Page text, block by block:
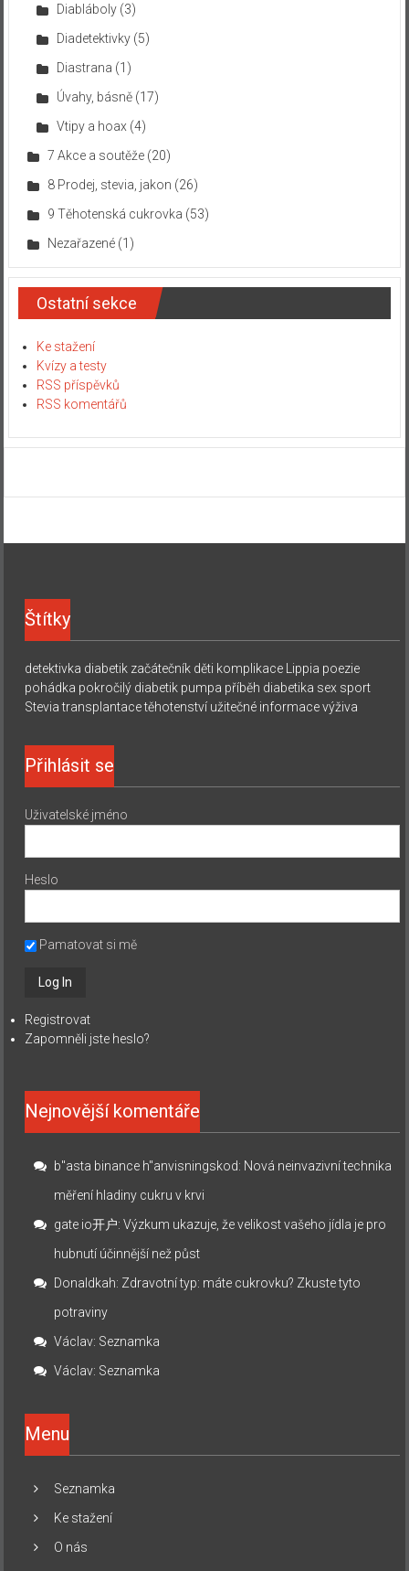
Diabláboly(3)
Diadetektivky(5)
Diastrana (1)
Úvahy, básně(17)
Vtipy a hoax(4)
7 Akce a soutěže(20)
8 Prodej, stevia, jakon (26)
9 Těhotenská cukrovka (53)
Nezařazené(1)
Ostatní sekce
Ke stažení
Kvízy a testy
RSS příspěvků
RSS komentářů
Štítky
detektivka diabetik začátečník děti komplikace Lippia poezie
pohádka pokročilý diabetik pumpa příběh diabetika sex sport
Stevia transplantace těhotenství užitečné informace výživa
Přihlásit se
Uživatelské jméno
Heslo
Pamatovat si mě
Registrovat
Zapomněli jste heslo?
Nejnovější komentáře
b"asta binance h"anvisningskod: Nová neinvazivní technika
měření hladiny cukru v krvi
gate io开户:Výzkum ukazuje, že velikost vašeho jídla je pro
hubnutí účinnější než půst
Donaldkah: Zdravotní typ: máte cukrovku? Zkuste tyto
potraviny
Václav: Seznamka
Václav: Seznamka
Menu
Seznamka
Ke stažení
O nás